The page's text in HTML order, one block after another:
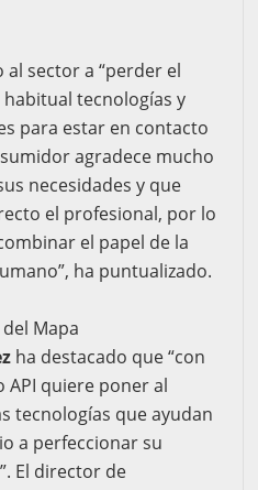
al sector a “perder el
tecnologías y
para estar en contacto
agradece mucho
necesidades y que
el profesional, por lo
el papel de la
ha puntualizado.
Mapa
ha destacado que “con
API quiere poner al
tecnologías que ayudan
a perfeccionar su
El director de